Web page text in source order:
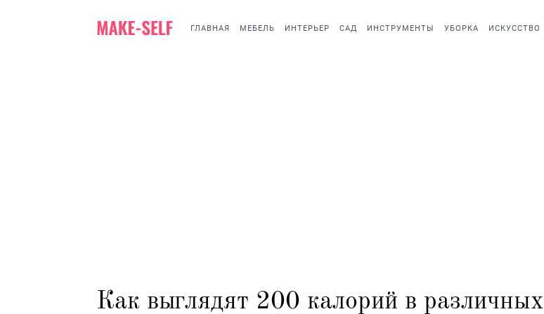
ГЛАВНАЯ МЕБЕЛЬ ИНТЕРЬЕР САД ИНСТРУМЕНТЫ УБОРКА ИСКУССТВО
Как выглядят 200 калорий в различных